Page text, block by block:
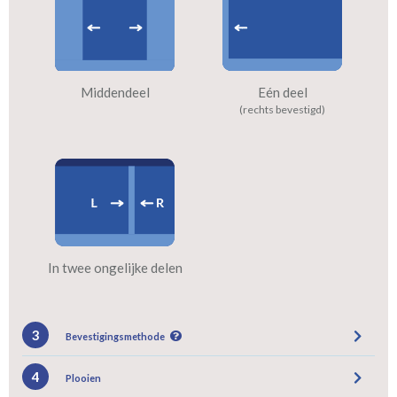
Middendeel Eén deel
(rechts bevestigd)
In twee ongelijke delen
3 Bevestigingsmethode
4 Plooien